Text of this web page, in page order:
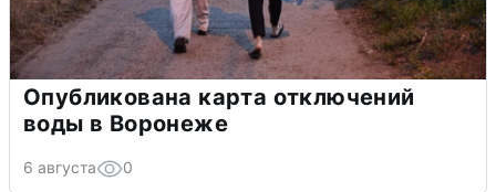
Опубликована карта отключений
воды в Воронеже
6 августа 0